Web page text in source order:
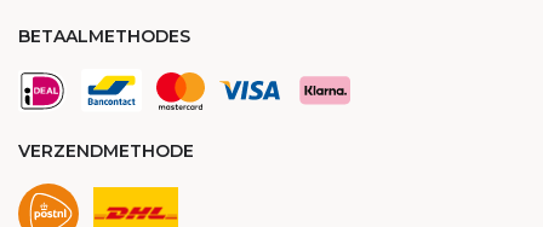
BETAALMETHODES
VERZENDMETHODE